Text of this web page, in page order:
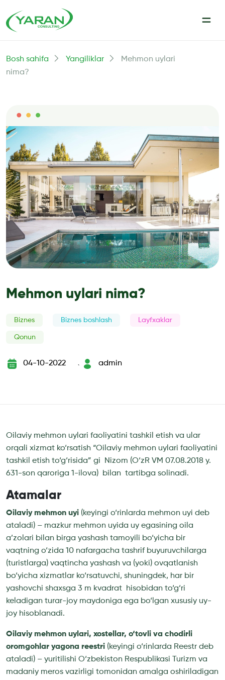
Bosh sahifa Yangiliklar
Mehmon uylari
nima?
Mehmon uylari nima?
Biznes Biznes boshlash Layfxaklar
Qonun
04-10-2022
`
admin
Oilaviy mehmon uylari faoliyatini tashkil etish va ular
orqali xizmat ko‘rsatish “Oilaviy mehmon uylari faoliyatini
tashkil etish to‘g‘risida” gi Nizom (O‘zR VM 07.08.2018 y.
631-son qaroriga 1-ilova) bilan tartibga solinadi.
Atamalar
Oilaviy mehmon uyi (keyingi o‘rinlarda mehmon uyi deb
ataladi) – mazkur mehmon uyida uy egasining oila
a’zolari bilan birga yashash tamoyili bo‘yicha bir
vaqtning o‘zida 10 nafargacha tashrif buyuruvchilarga
(turistlarga) vaqtincha yashash va (yoki) ovqatlanish
bo‘yicha xizmatlar ko‘rsatuvchi, shuningdek, har bir
yashovchi shaxsga 3 m kvadrat hisobidan to‘g‘ri
keladigan turar-joy maydoniga ega bo‘lgan xususiy uy-
joy hisoblanadi.
Oilaviy mehmon uylari, xostellar, o‘tovli va chodirli
oromgohlar yagona reestri (keyingi o‘rinlarda Reestr deb
ataladi) – yuritilishi O‘zbekiston Respublikasi Turizm va
madaniy meros vazirligi tomonidan amalga oshiriladigan